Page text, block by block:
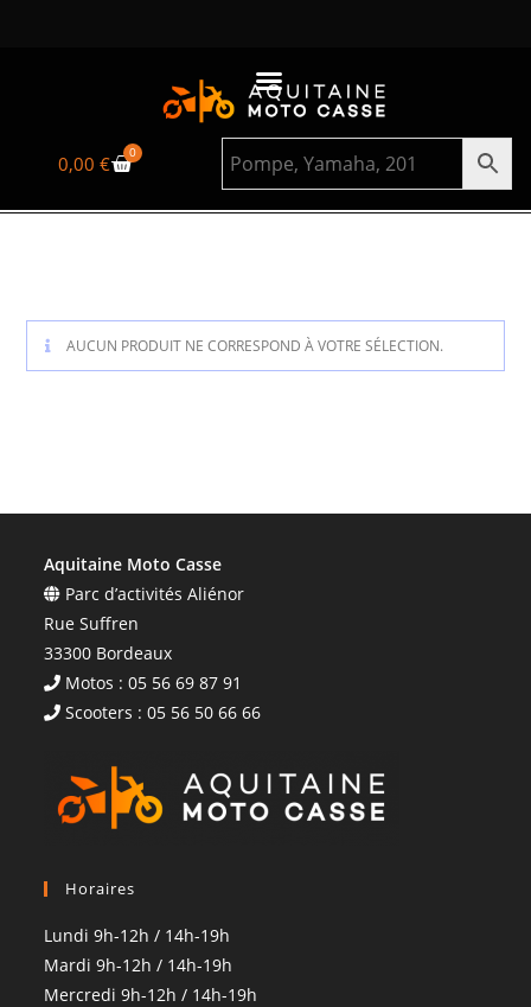
0,00€ 0
AUCUN PRODUIT NE CORRESPOND À VOTRE SÉLECTION.
Aquitaine Moto Casse
Parc d’activités Aliénor
Rue Suffren
33300 Bordeaux
Motos : 05 56 69 87 91
Scooters : 05 56 50 66 66
Horaires
Lundi 9h-12h / 14h-19h
Mardi 9h-12h / 14h-19h
Mercredi 9h-12h / 14h-19h